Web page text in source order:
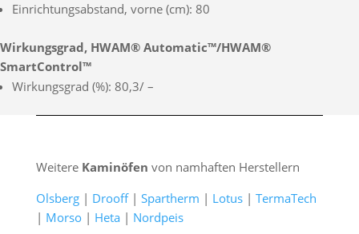
Einrichtungsabstand, vorne (cm): 80
Wirkungsgrad, HWAM® Automatic™/HWAM®
SmartControl™
Wirkungsgrad (%): 80,3/ –
Weitere Kaminöfen von namhaften Herstellern
Olsberg| Drooff| Spartherm | Lotus| TermaTech
| Morso| Heta| Nordpeis